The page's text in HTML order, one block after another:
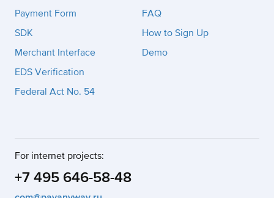
Payment Form
SDK
Merchant Interface
EDS Verification
Federal Act No. 54
FAQ
How to Sign Up
Demo
For internet projects:
+7 495 646-58-48